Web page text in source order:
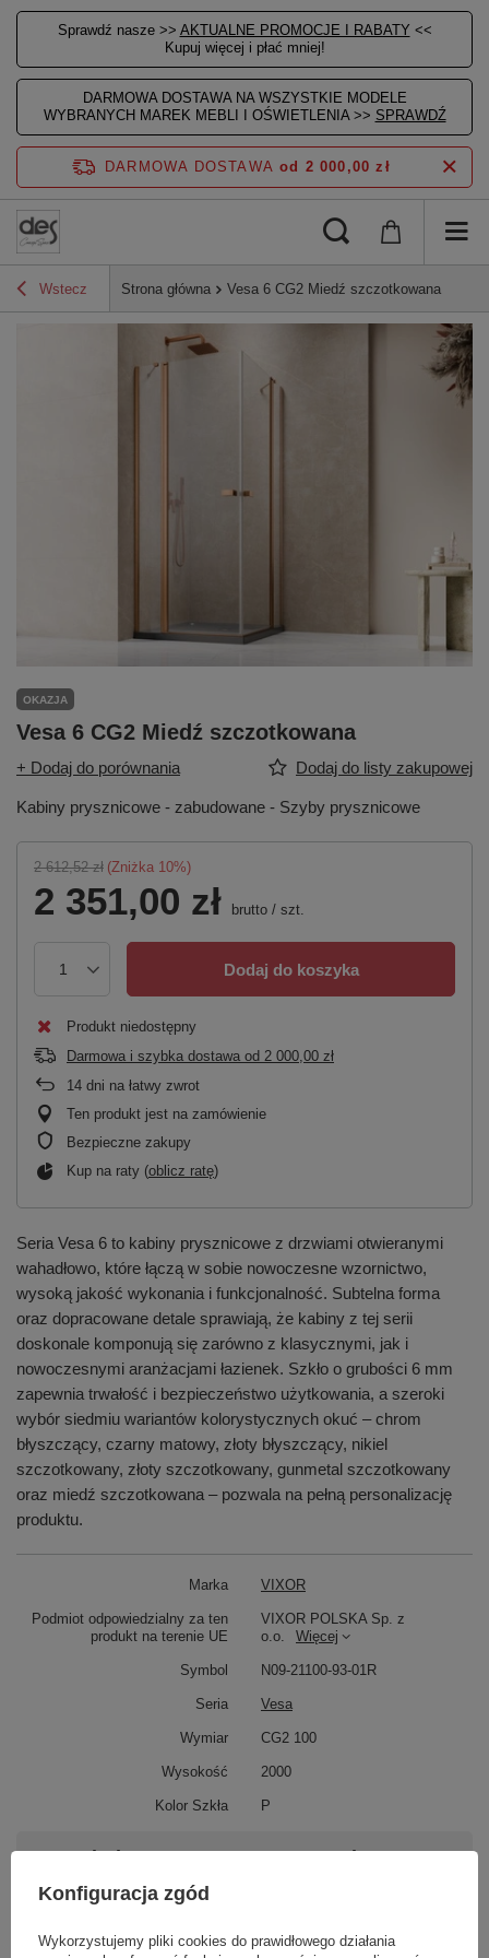
Sprawdź nasze >> AKTUALNE PROMOCJE I RABATY <<
Kupuj więcej i płać mniej!
DARMOWA DOSTAWA NA WSZYSTKIE MODELE
WYBRANYCH MAREK MEBLI I OŚWIETLENIA >> SPRAWDŹ
DARMOWA DOSTAWA od 2 000,00 zł
Wstecz Strona główna Vesa 6 CG2 Miedź szczotkowana
OKAZJA
Vesa 6 CG2 Miedź szczotkowana
+ Dodaj do porównania Dodaj do listy zakupowej
Kabiny prysznicowe - zabudowane - Szyby prysznicowe
2 612,52 zł (Zniżka 10%)
2 351,00 zł brutto / szt.
Dodaj do koszyka
Produkt niedostępny
Darmowa i szybka dostawa od 2 000,00 zł
14 dni na łatwy zwrot
Ten produkt jest na zamówienie
Bezpieczne zakupy
Kup na raty (oblicz ratę)
Seria Vesa 6 to kabiny prysznicowe z drzwiami otwieranymi
wahadłowo, które łączą w sobie nowoczesne wzornictwo,
wysoką jakość wykonania i funkcjonalność. Subtelna forma
oraz dopracowane detale sprawiają, że kabiny z tej serii
doskonale komponują się zarówno z klasycznymi, jak i
nowoczesnymi aranżacjami łazienek. Szkło o grubości 6 mm
zapewnia trwałość i bezpieczeństwo użytkowania, a szeroki
wybór siedmiu wariantów kolorystycznych okuć – chrom
błyszczący, czarny matowy, złoty błyszczący, nikiel
szczotkowany, złoty szczotkowany, gunmetal szczotkowany
oraz miedź szczotkowana – pozwala na pełną personalizację
produktu.
Marka VIXOR
Podmiot odpowiedzialny za ten
produkt na terenie UE
VIXOR POLSKA Sp. z
o.o.
Więcej
Symbol N09-21100-93-01R
Seria Vesa
Wymiar CG2 100
Wysokość 2000
Kolor Szkła P
Potrzebujesz pomocy? Masz pytania?
Zadaj pytanie a my odpowiemy niezwłocznie,
najciekawsze pytania i odpowiedzi publikując
Konfiguracja zgód
Wykorzystujemy pliki cookies do prawidłowego działania